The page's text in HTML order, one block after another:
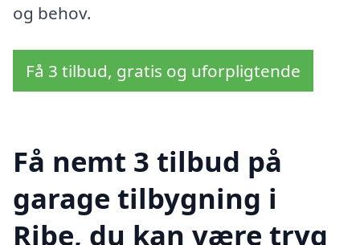
og behov.
Få 3 tilbud, gratis og uforpligtende
Få nemt 3 tilbud på
garage tilbygning i
Ribe, du kan være tryg